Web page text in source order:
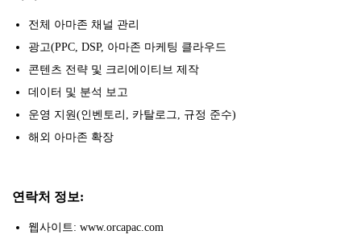
전체 아마존 채널 관리
광고(PPC, DSP, 아마존 마케팅 클라우드
콘텐츠 전략 및 크리에이티브 제작
데이터 및 분석 보고
운영 지원(인벤토리, 카탈로그, 규정 준수)
해외 아마존 확장
연락처 정보:
웹사이트: www.orcapac.com